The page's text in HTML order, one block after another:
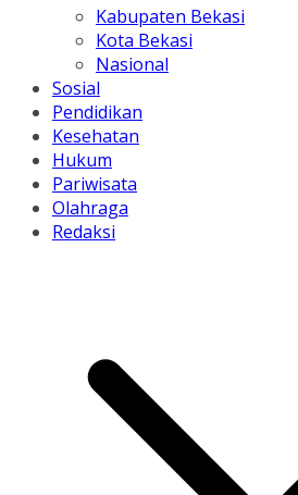
Kabupaten Bekasi
Kota Bekasi
Nasional
Sosial
Pendidikan
Kesehatan
Hukum
Pariwisata
Olahraga
Redaksi